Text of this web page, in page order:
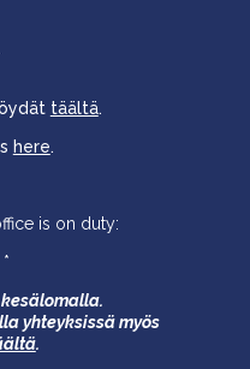
täältä.
here.
is on duty:
yhteyksissä myös
.